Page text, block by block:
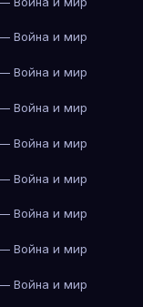
Война и мир
Война и мир
Война и мир
Война и мир
Война и мир
Война и мир
Война и мир
Война и мир